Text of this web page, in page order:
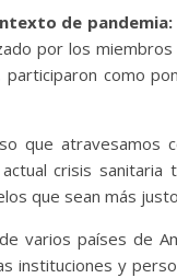
de
por los miembros
como
que atravesamos
crisis
que sean más
varios países de
y